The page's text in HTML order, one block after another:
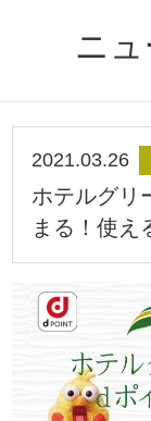
ニ
2021.03.26
ホテルグリ
まる！使え